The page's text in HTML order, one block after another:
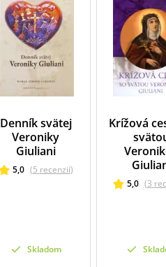
Denník svätej
Veroniky
Giuliani
5,0 (5 recenzií)
Skladom
Krížová
5,0 (3